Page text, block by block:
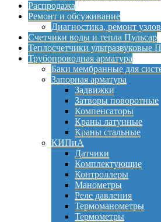
Распродажа
Ремонт и обсуживание
Диагностика, ремонт
Счетчики воды и тепла Пульсар
Теплосчетчики ультразвуковые
Трубопроводная арматура
Баки мембранные для
Запорная арматура
Задвижки
Затворы поворотные
Компенсаторы
Краны латунные
Краны стальные
КИПиА
Датчики
Комплектующие
Контроллеры
Манометры
Реле давления
Термоманометры
Термометры